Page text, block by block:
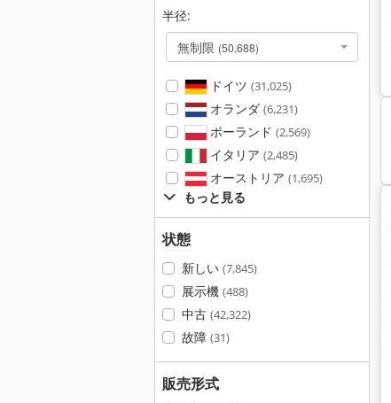
半径:
無制限 (50,688)
ドイツ (31,025)
オランダ (6,231)
ポーランド (2,569)
イタリア (2,485)
オーストリア (1,695)
もっと見る
状態
新しい (7,845)
展示機 (488)
中古 (42,322)
故障 (31)
販売形式
Heli フォークリフト フォーク リフトの歯